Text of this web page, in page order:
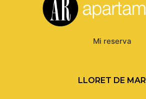
Mi reserva
LLORET DE MAR